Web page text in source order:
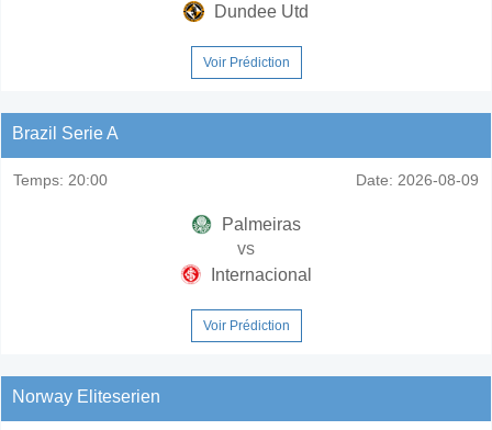
Dundee Utd
Voir Prédiction
Brazil Serie A
Temps: 20:00 Date: 2026-08-09
Palmeiras
vs
Internacional
Voir Prédiction
Norway Eliteserien